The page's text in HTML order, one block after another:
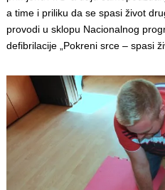
a time i priliku da se spasi život
provodi u sklopu Nacionalnog
defibrilacije „Pokreni srce – spasi